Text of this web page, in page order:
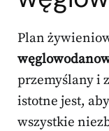
Plan
przemyślany i
istotne jest,
wszystkie